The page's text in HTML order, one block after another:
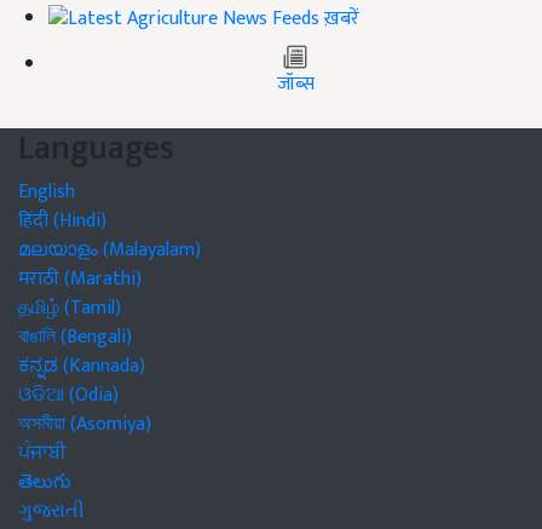
ख़बरें
जॉब्स
Languages
English
हिंदी (Hindi)
മലയാളം (Malayalam)
मराठी (Marathi)
தமிழ் (Tamil)
বাঙালি (Bengali)
ಕನ್ನಡ (Kannada)
ଓଡିଆ (Odia)
অসমীয়া (Asomiya)
ਪੰਜਾਬੀ
తెలుగు
ગુજરાતી